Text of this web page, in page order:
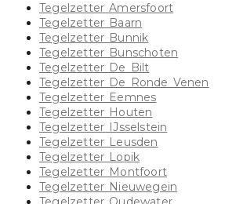
Tegelzetter Amersfoort
Tegelzetter Baarn
Tegelzetter Bunnik
Tegelzetter Bunschoten
Tegelzetter De Bilt
Tegelzetter De Ronde Venen
Tegelzetter Eemnes
Tegelzetter Houten
Tegelzetter IJsselstein
Tegelzetter Leusden
Tegelzetter Lopik
Tegelzetter Montfoort
Tegelzetter Nieuwegein